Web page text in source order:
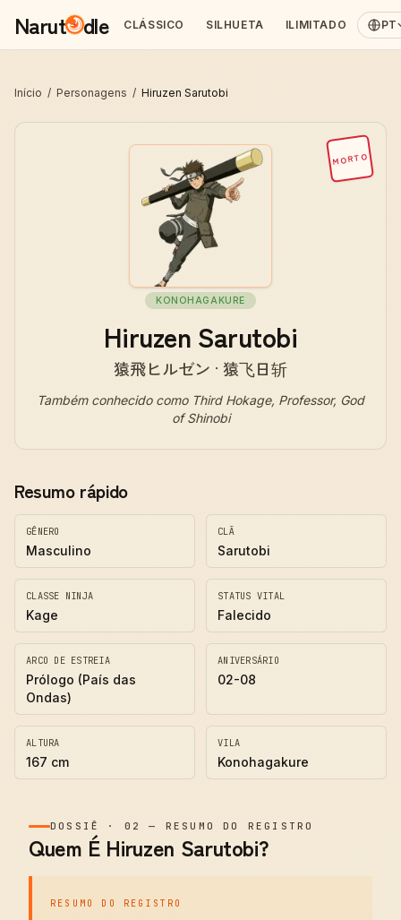
Narut dle CLÁSSICO SILHUETA ILIMITADO PT
Início / Personagens / Hiruzen Sarutobi
MORTO
KONOHAGAKURE
Hiruzen Sarutobi
猿飛ヒルゼン · 猿飞日斩
Também conhecido como Third Hokage, Professor, God
of Shinobi
Resumo rápido
GÊNERO
Masculino
CLÃ
Sarutobi
CLASSE NINJA
Kage
STATUS VITAL
Falecido
ARCO DE ESTREIA
Prólogo (País das
Ondas)
ANIVERSÁRIO
02-08
ALTURA
167 cm
VILA
Konohagakure
DOSSIÊ · 02 — RESUMO DO REGISTRO
Quem É Hiruzen Sarutobi?
RESUMO DO REGISTRO